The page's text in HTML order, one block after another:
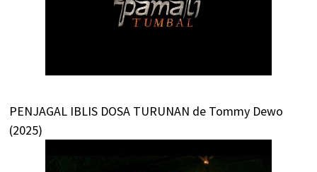
PENJAGAL IBLIS DOSA TURUNAN de Tommy Dewo
(2025)